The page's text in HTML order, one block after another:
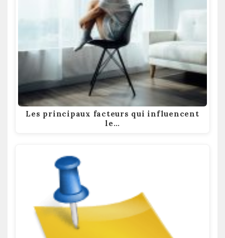
Les principaux facteurs qui influencent
le…